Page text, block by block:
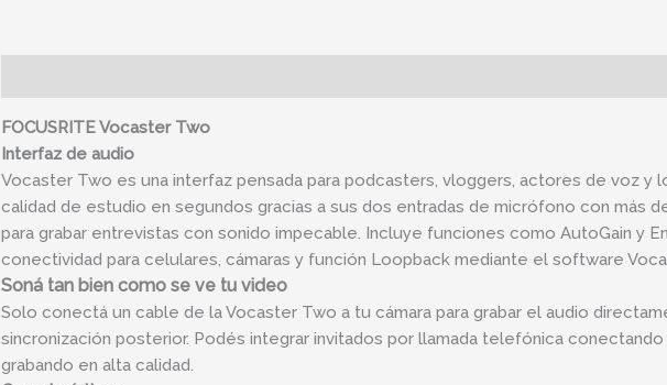
FOCUSRITE Vocaster Two
Interfaz de audio
Vocaster Two es una interfaz pensada para podcasters, vloggers, actores de voz y
calidad de estudio en segundos gracias a sus dos entradas de micrófono con más
para grabar entrevistas con sonido impecable. Incluye funciones como AutoGain y
conectividad para celulares, cámaras y función Loopback mediante el software
Soná tan bien como se ve tu video
Solo conectá un cable de la Vocaster Two a tu cámara para grabar el audio
sincronización posterior. Podés integrar invitados por llamada telefónica
grabando en alta calidad.